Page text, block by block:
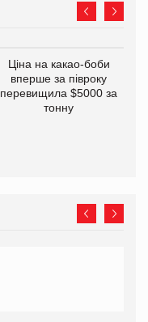
Ціна на какао-боби
вперше за півроку
перевищила $5000 за
тонну